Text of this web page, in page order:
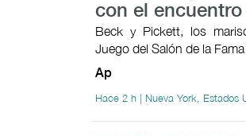
con el
Beck y Pickett, los
Juego del Salón de la Fama
Ap
Hace 2 h | Nueva York, Estados